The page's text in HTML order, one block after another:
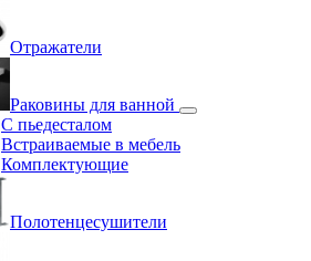
Отражатели
Раковины для ванной
С пьедесталом
Встраиваемые в мебель
Комплектующие
Полотенцесушители